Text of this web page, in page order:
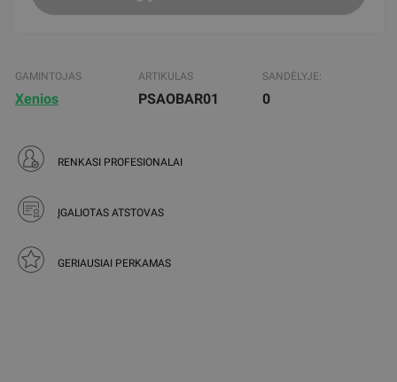
GAMINTOJAS
Xenios
ARTIKULAS
PSAOBAR01
SANDĖLYJE:
0
RENKASI PROFESIONALAI
ĮGALIOTAS ATSTOVAS
GERIAUSIAI PERKAMAS